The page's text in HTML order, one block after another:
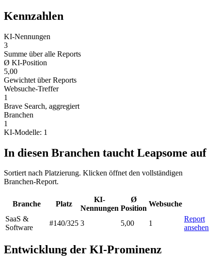
Kennzahlen
KI-Nennungen
3
Summe über alle Reports
Ø KI-Position
5,00
Gewichtet über Reports
Websuche-Treffer
1
Brave Search, aggregiert
Branchen
1
KI-Modelle: 1
In diesen Branchen taucht Leapsome auf
Sortiert nach Platzierung. Klicken öffnet den vollständigen
Branchen-Report.
Branche Platz
KI-
Nennungen
Ø
Position
Websuche
SaaS &
Software
#140/325 3 5,00 1
Report
ansehen
Entwicklung der KI-Prominenz